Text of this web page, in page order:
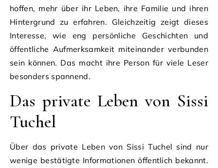
hoffen, mehr über ihr Leben, ihre Familie und ihren
Hintergrund zu erfahren. Gleichzeitig zeigt dieses
Interesse, wie eng persönliche Geschichten und
öffentliche Aufmerksamkeit miteinander verbunden
sein können. Das macht ihre Person für viele Leser
besonders spannend.
Das private Leben von Sissi
Tuchel
Über das private Leben von Sissi Tuchel sind nur
wenige bestätigte Informationen öffentlich bekannt.